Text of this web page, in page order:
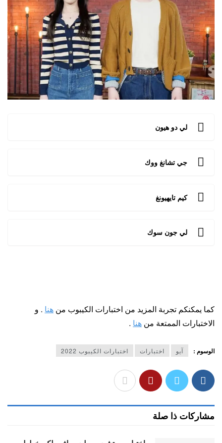
لي دو هيون
جي تشانغ ووك
كيم تايهيونغ
لي جون سوك
كما يمكنكم تجربة المزيد من اختبارات الكيبوب من هنا . و
الاختبارات الممتعة من هنا .
الوسوم : آيو اختبارات اختبارات الكيبوب 2022
مشاركات ذا صلة